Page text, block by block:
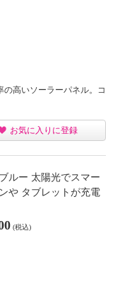
高いソーラーパネル。コ
お気に入りに登録
ルー 太陽光でスマー
や タブレットが充電
(税込)